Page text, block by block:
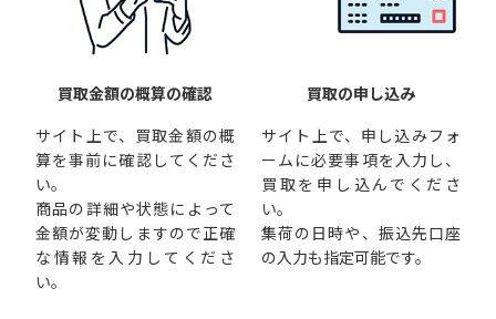
買取金額の概算の確認
サイト上で、買取金額の概
算を事前に確認してくださ
い。
商品の詳細や状態によって
金額が変動しますので正確
な情報を入力してくださ
い。
買取の申し込み
サイト上で、申し込みフォ
ームに必要事項を入力し、
買取を申し込んでくださ
い。
集荷の日時や、振込先口座
の入力も指定可能です。